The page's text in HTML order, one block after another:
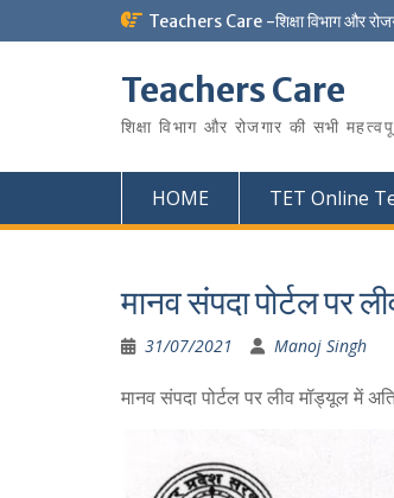
to
Teachers Care -शिक्षा विभाग और
Teachers Care
शिक्षा विभाग और रोजगार की सभी
HOME TET Online
मानव संपदा पोर्टल पर
31/07/2021 Manoj Singh
मानव संपदा पोर्टल पर लीव मॉड्यूल में